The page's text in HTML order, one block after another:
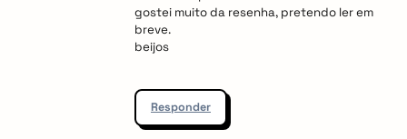
gostei muito da resenha, pretendo ler em
breve.
beijos
Responder